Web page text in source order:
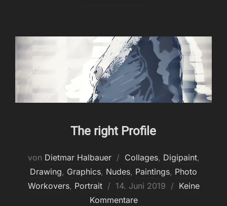
The right Profile
von Dietmar Halbauer Collages, Digipaint,
Drawing, Graphics, Nudes, Paintings, Photo
Workovers, Portrait
Veröffentlicht
am
14. Juni 2019
Keine
Kommentare